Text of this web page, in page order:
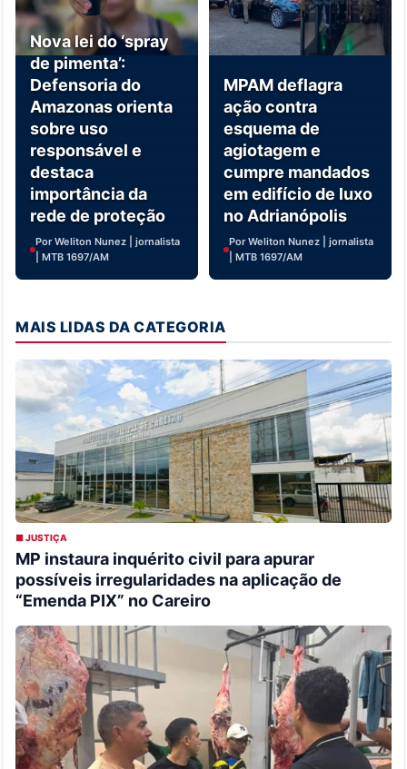
Nova lei do ‘spray
de pimenta’:
Defensoria do
Amazonas orienta
sobre uso
responsável e
destaca
importância da
rede de proteção
Por Weliton Nunez | jornalista
| MTB 1697/AM
MPAM deflagra
ação contra
esquema de
agiotagem e
cumpre mandados
em edifício de luxo
no Adrianópolis
Por Weliton Nunez | jornalista
| MTB 1697/AM
MAIS LIDAS DA CATEGORIA
■ JUSTIÇA
MP instaura inquérito civil para apurar
possíveis irregularidades na aplicação de
“Emenda PIX” no Careiro